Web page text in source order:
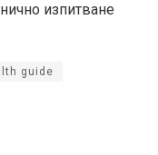
изпитване
guide